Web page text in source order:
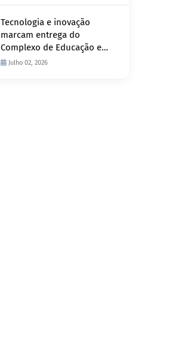
Tecnologia e inovação
marcam entrega do
Complexo de Educação e
Fiscalização de Trânsito
Julho 02, 2026